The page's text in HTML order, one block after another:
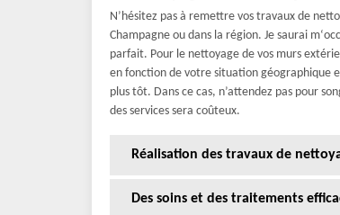
N’hésitez pas à remettre vos travaux de
Champagne ou dans la région. Je saurai
parfait. Pour le nettoyage de vos murs
en fonction de votre situation géographique
plus tôt. Dans ce cas, n’attendez pas pour
des services sera coûteux.
Réalisation des travaux de
Des soins et des traitements